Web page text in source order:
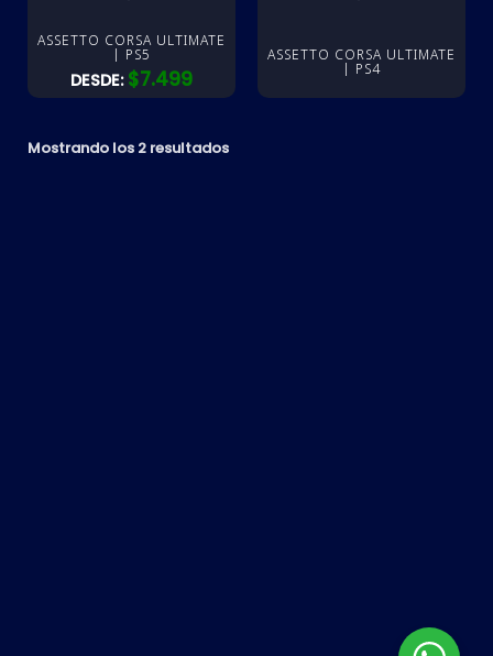
ASSETTO CORSA ULTIMATE
| PS5
DESDE: $7.499
ASSETTO CORSA ULTIMATE
| PS4
Mostrando los 2 resultados